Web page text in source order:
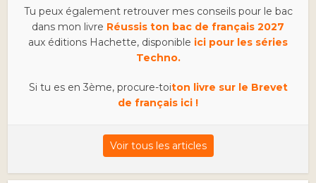
Tu peux également retrouver mes conseils pour le bac
dans mon livre Réussis ton bac de français 2027
aux éditions Hachette, disponible ici pour les séries
Techno.
Si tu es en 3ème, procure-toiton livre sur le Brevet
de français ici !
Voir tous les articles